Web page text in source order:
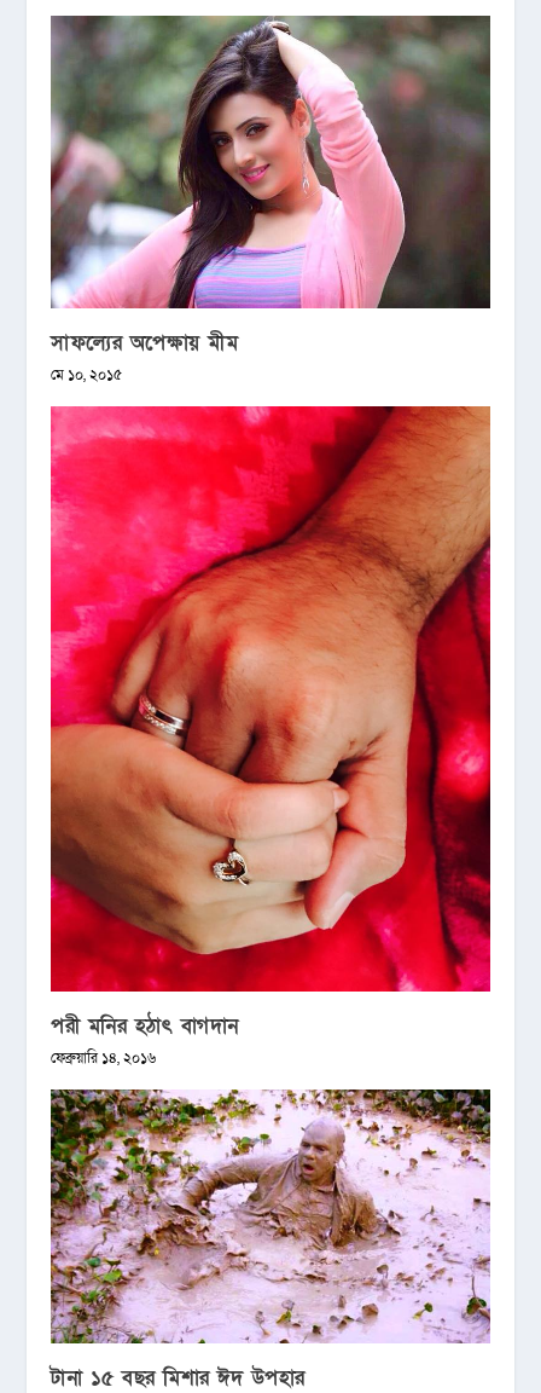
সাফল্যের অপেক্ষায় মীম
মে ১০, ২০১৫
পরী মনির হঠাৎ বাগদান
ফেব্রুয়ারি ১৪, ২০১৬
টানা ১৫ বছর মিশার ঈদ উপহার